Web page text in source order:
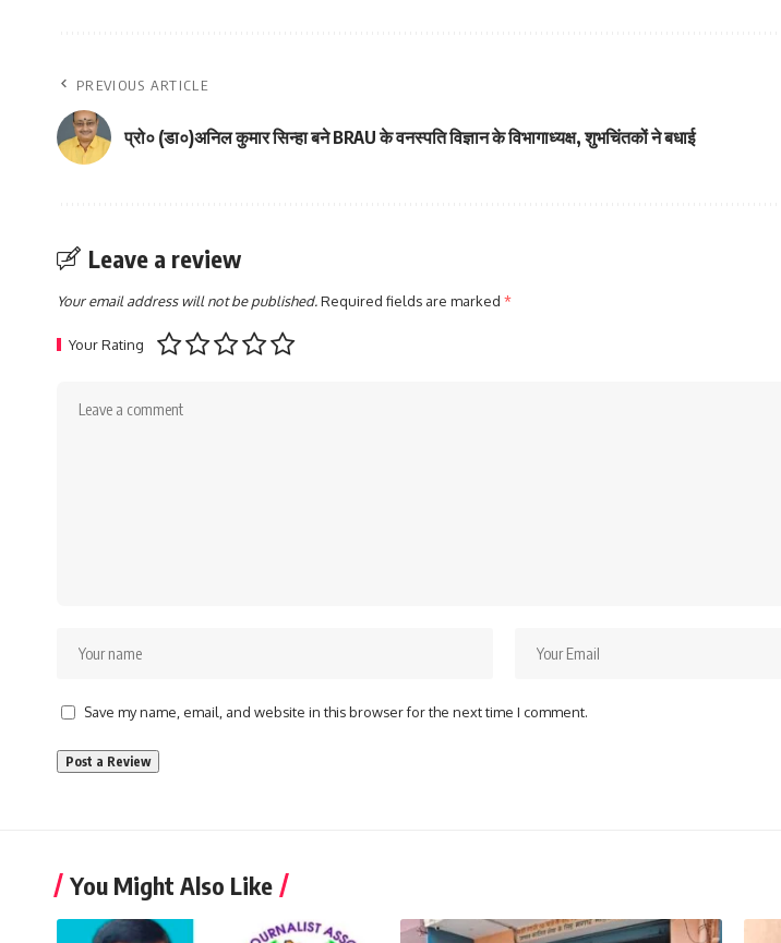
PREVIOUS ARTICLE
प्रो० (डा०)अनिल कुमार सिन्हा बने BRAU के वनस्पति विज्ञान के विभागाध्यक्ष, शुभचिंतकों ने बधाई
Leave a review
Your email address will not be published.Required fields are marked *
Your Rating
Save my name, email, and website in this browser for the next time I comment.
You Might Also Like